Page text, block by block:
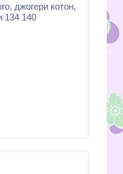
джогери котон,
134 140